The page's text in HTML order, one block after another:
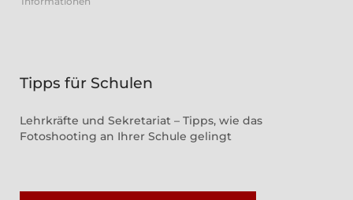
Tipps für Schulen
Lehrkräfte und Sekretariat – Tipps, wie das
Fotoshooting an Ihrer Schule gelingt